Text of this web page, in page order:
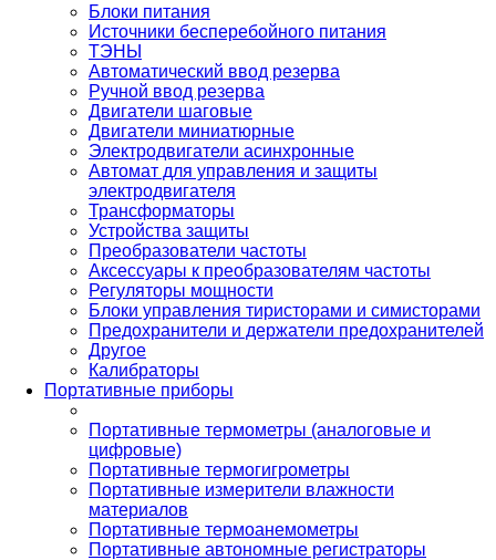
Блоки питания
Источники бесперебойного питания
ТЭНЫ
Автоматический ввод резерва
Ручной ввод резерва
Двигатели шаговые
Двигатели миниатюрные
Электродвигатели асинхронные
Автомат для управления и защиты
электродвигателя
Трансформаторы
Устройства защиты
Преобразователи частоты
Аксессуары к преобразователям частоты
Регуляторы мощности
Блоки управления тиристорами и симисторами
Предохранители и держатели предохранителей
Другое
Калибраторы
Портативные приборы
Портативные термометры (аналоговые и
цифровые)
Портативные термогигрометры
Портативные измерители влажности
материалов
Портативные термоанемометры
Портативные автономные регистраторы